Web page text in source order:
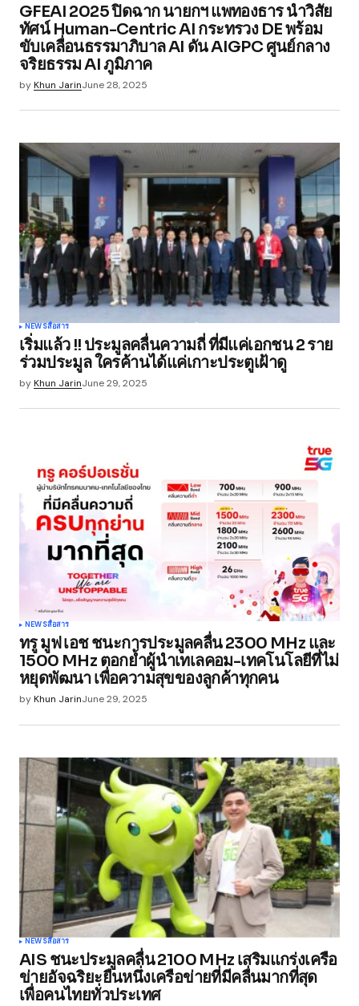
GFEAI 2025 ปิดฉาก นายกฯ แพทองธาร นำวิสัย
ทัศน์ Human-Centric AI กระทรวง DE พร้อม
ขับเคลื่อนธรรมาภิบาล AI ดัน AIGPC ศูนย์กลาง
จริยธรรม AI ภูมิภาค
byKhun JarinJune 28, 2025
NEWSสื่อสาร
เริ่มแล้ว !! ประมูลคลื่นความถี่ ที่มีแค่เอกชน 2 ราย
ร่วมประมูล ใครค้านได้แค่เกาะประตูเฝ้าดู
byKhun JarinJune 29, 2025
NEWSสื่อสาร
ทรู มูฟ เอช ชนะการประมูลคลื่น 2300 MHz และ
1500 MHz ตอกย้ำผู้นำเทเลคอม-เทคโนโลยีที่ไม่
หยุดพัฒนา เพื่อความสุขของลูกค้าทุกคน
byKhun JarinJune 29, 2025
NEWSสื่อสาร
AIS ชนะประมูลคลื่น 2100 MHz เสริมแกร่งเครือ
ข่ายอัจฉริยะยืนหนึ่งเครือข่ายที่มีคลื่นมากที่สุด
เพื่อคนไทยทั่วประเทศ